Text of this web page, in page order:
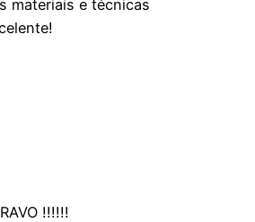
materiais e técnicas
!!!!!!